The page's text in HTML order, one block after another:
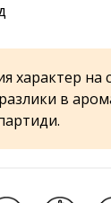
характер на
в